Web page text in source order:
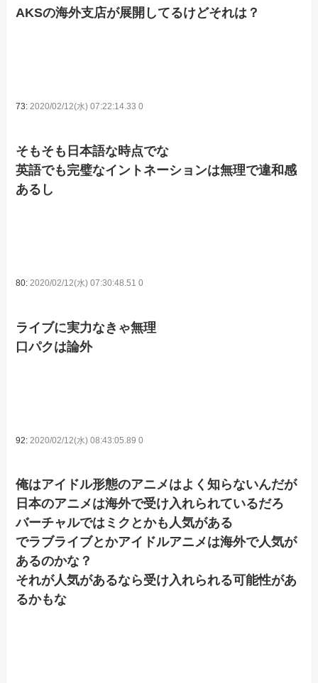
AKSの海外支店が展開してるけどそれは？
73:2020/02/12(水) 07:22:14.33 0
そもそも日本語な時点でな
英語でも完璧なイントネーションは無理で違和感
あるし
80:2020/02/12(水) 07:30:48.51 0
ライブに実力なきゃ無理
口パクは論外
92: 2020/02/12(水) 08:43:05.89 0
俺はアイドル形態のアニメはよく知らないんだが
日本のアニメは海外で受け入れられているだろ
バーチャルではミクとかも人気がある
でラブライブとかアイドルアニメは海外で人気が
あるのかな？
それが人気があるなら受け入れられる可能性があ
るかもな